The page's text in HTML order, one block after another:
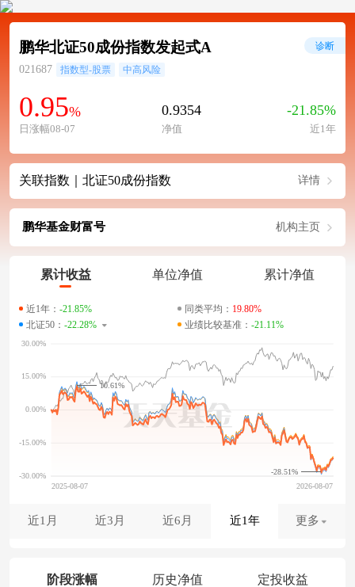
鹏华北证50成份指数发起式A
021687 指数型-股票 中高风险
0.95%
日涨幅08-07
0.9354
净值
-21.85%
近1年
诊断
关联指数｜北证50成份指数 详情
鹏华基金财富号 机构主页
累计收益 单位净值 累计净值
近1年： -21.85% 同类平均： 19.80%
北证50： -22.28% 业绩比较基准： -21.11%
-28.51%
10.61%
近1月 近3月 近6月 近1年 更多
阶段涨幅 历史净值 定投收益